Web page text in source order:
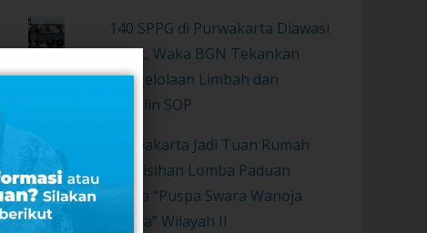
140 SPPG di Purwakarta Diawasi
Ketat, Waka BGN Tekankan
Pengelolaan Limbah dan
Disiplin SOP
Purwakarta Jadi Tuan Rumah
Penyisihan Lomba Paduan
Suara “Puspa Swara Wanoja
Sunda” Wilayah II